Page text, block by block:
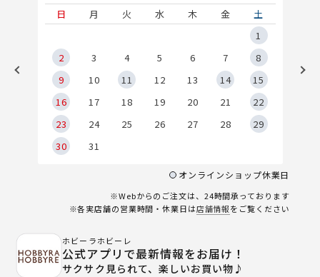
日
月 火 水 木 金
土
1
2
3 4 5 6 7
8
9
10 11 12 13 14
15
16
17 18 19 20 21
22
23
24 25 26 27 28
29
30
31
オンラインショップ休業日
※Webからのご注文は、24時間承っております
※各実店舗の営業時間・休業日は店舗情報をご覧ください
ホビーラホビーレ
公式アプリで最新情報をお届け！
サクサク見られて、楽しいお買い物♪